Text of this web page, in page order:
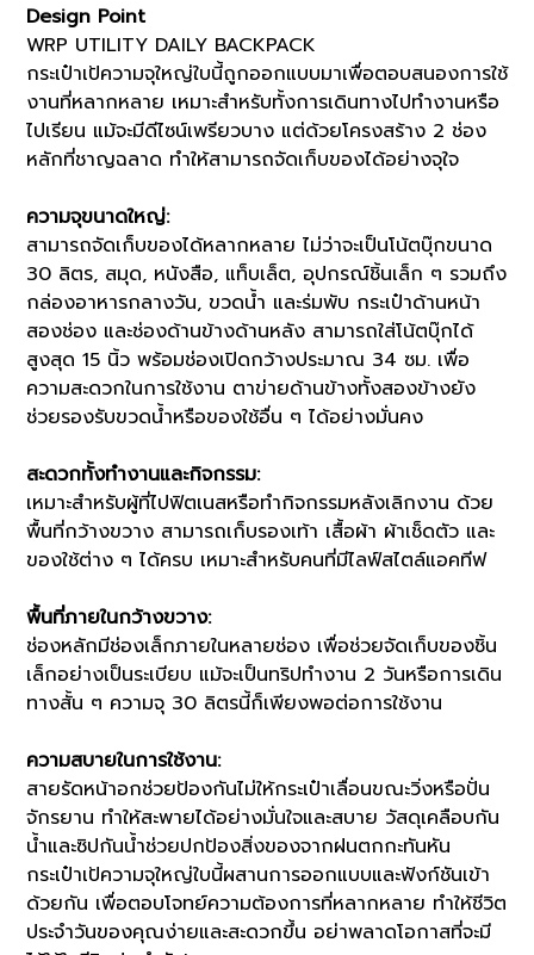
Design Point
WRP UTILITY DAILY BACKPACK
กระเป๋าเป้ความจุใหญ่ใบนี้ถูกออกแบบมาเพื่อตอบสนองการใช้
งานที่หลากหลาย เหมาะสำหรับทั้งการเดินทางไปทำงานหรือ
ไปเรียน แม้จะมีดีไซน์เพรียวบาง แต่ด้วยโครงสร้าง 2 ช่อง
หลักที่ชาญฉลาด ทำให้สามารถจัดเก็บของได้อย่างจุใจ
ความจุขนาดใหญ่:
สามารถจัดเก็บของได้หลากหลาย ไม่ว่าจะเป็นโน้ตบุ๊กขนาด
30 ลิตร, สมุด, หนังสือ, แท็บเล็ต, อุปกรณ์ชิ้นเล็ก ๆ รวมถึง
กล่องอาหารกลางวัน, ขวดน้ำ และร่มพับ กระเป๋าด้านหน้า
สองช่อง และช่องด้านข้างด้านหลัง สามารถใส่โน้ตบุ๊กได้
สูงสุด 15 นิ้ว พร้อมช่องเปิดกว้างประมาณ 34 ซม. เพื่อ
ความสะดวกในการใช้งาน ตาข่ายด้านข้างทั้งสองข้างยัง
ช่วยรองรับขวดน้ำหรือของใช้อื่น ๆ ได้อย่างมั่นคง
สะดวกทั้งทำงานและกิจกรรม:
เหมาะสำหรับผู้ที่ไปฟิตเนสหรือทำกิจกรรมหลังเลิกงาน ด้วย
พื้นที่กว้างขวาง สามารถเก็บรองเท้า เสื้อผ้า ผ้าเช็ดตัว และ
ของใช้ต่าง ๆ ได้ครบ เหมาะสำหรับคนที่มีไลฟ์สไตล์แอคทีฟ
พื้นที่ภายในกว้างขวาง:
ช่องหลักมีช่องเล็กภายในหลายช่อง เพื่อช่วยจัดเก็บของชิ้น
เล็กอย่างเป็นระเบียบ แม้จะเป็นทริปทำงาน 2 วันหรือการเดิน
ทางสั้น ๆ ความจุ 30 ลิตรนี้ก็เพียงพอต่อการใช้งาน
ความสบายในการใช้งาน:
สายรัดหน้าอกช่วยป้องกันไม่ให้กระเป๋าเลื่อนขณะวิ่งหรือปั่น
จักรยาน ทำให้สะพายได้อย่างมั่นใจและสบาย วัสดุเคลือบกัน
น้ำและซิปกันน้ำช่วยปกป้องสิ่งของจากฝนตกกะทันหัน
กระเป๋าเป้ความจุใหญ่ใบนี้ผสานการออกแบบและฟังก์ชันเข้า
ด้วยกัน เพื่อตอบโจทย์ความต้องการที่หลากหลาย ทำให้ชีวิต
ประจำวันของคุณง่ายและสะดวกขึ้น อย่าพลาดโอกาสที่จะมี